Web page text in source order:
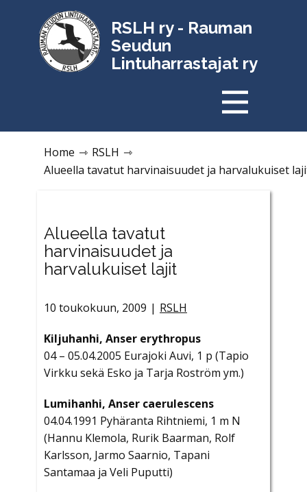
RSLH ry - Rauman
Seudun
Lintuharrastajat ry
Home ⇾ RSLH ⇾
Alueella tavatut harvinaisuudet ja harvalukuiset
Alueella tavatut
harvinaisuudet ja
harvalukuiset lajit
10 toukokuun, 2009 RSLH
Kiljuhanhi, Anser erythropus
04 – 05.04.2005 Eurajoki Auvi, 1 p (Tapio
Virkku sekä Esko ja Tarja Roström ym.)
Lumihanhi, Anser caerulescens
04.04.1991 Pyhäranta Rihtniemi, 1 m N
(Hannu Klemola, Rurik Baarman, Rolf
Karlsson, Jarmo Saarnio, Tapani
Santamaa ja Veli Puputti)